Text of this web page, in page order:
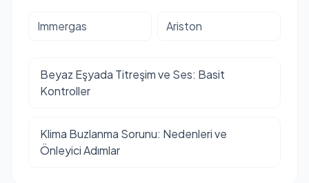
Immergas Ariston
Beyaz Eşyada Titreşim ve Ses: Basit
Kontroller
Klima Buzlanma Sorunu: Nedenleri ve
Önleyici Adımlar